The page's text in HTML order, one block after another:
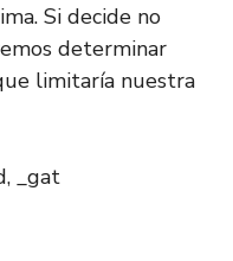
Si decide no
determinar
limitaría nuestra
_gat